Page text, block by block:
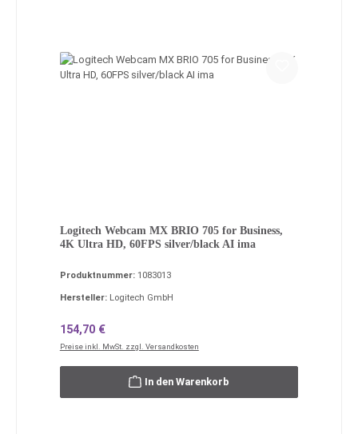
Logitech Webcam MX BRIO 705 for Business,
4K Ultra HD, 60FPS silver/black AI ima
Produktnummer: 1083013
Hersteller: Logitech GmbH
Regulärer Preis:
154,70 €
Preise inkl. MwSt. zzgl. Versandkosten
In den Warenkorb